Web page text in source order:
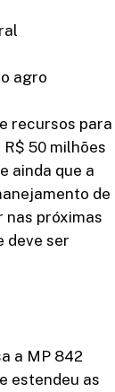
agro
recursos para
50 milhões
ainda que a
de
nas próximas
deve ser
a MP 842
estendeu as